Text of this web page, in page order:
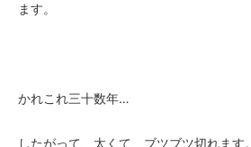
ます。
かれこれ三十数年…
したがって、太くて、ブツブツ切れます。